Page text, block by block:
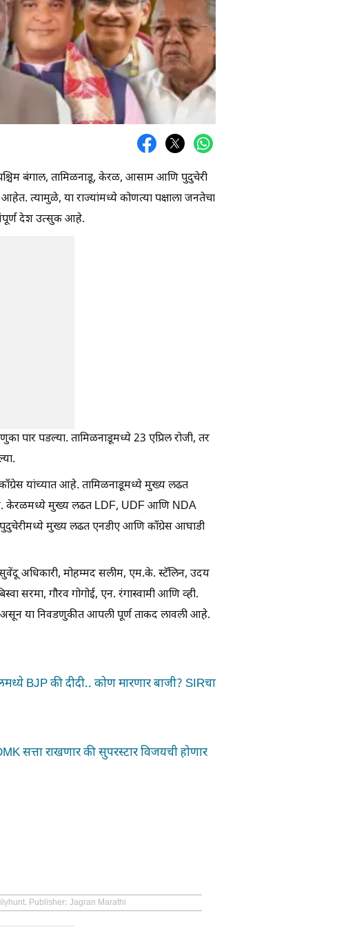
बंगाल, तामिळनाडू, केरळ, आसाम आणि पुदुचेरी
त्यामुळे, या राज्यांमध्ये कोणत्या पक्षाला जनतेचा
देश उत्सुक आहे.
पार पडल्या. तामिळनाडूमध्ये 23 एप्रिल रोजी, तर
यांच्यात आहे. तामिळनाडूमध्ये मुख्य लढत
केरळमध्ये मुख्य लढत LDF, UDF आणि NDA
मुख्य लढत एनडीए आणि काँग्रेस आघाडी
अधिकारी, मोहम्मद सलीम, एम.के. स्टॅलिन, उदय
सरमा, गौरव गोगोई, एन. रंगास्वामी आणि व्ही.
असून या निवडणुकीत आपली पूर्ण ताकद लावली आहे.
BJP की दीदी.. कोण मारणार बाजी? SIRचा
सत्ता राखणार की सुपरस्टार विजयची होणार
Publisher: Jagran Marathi